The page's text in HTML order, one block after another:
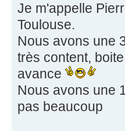
Je m'appelle
Toulouse.
Nous avons une
très content,
avance
Nous avons une
pas beaucoup